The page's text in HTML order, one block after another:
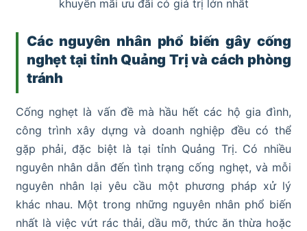
khuyến mãi ưu đãi có giá trị lớn nhất
Các nguyên nhân phổ biến gây cống
nghẹt tại tỉnh Quảng Trị và cách phòng
tránh
Cống nghẹt là vấn đề mà hầu hết các hộ gia đình,
công trình xây dựng và doanh nghiệp đều có thể
gặp phải, đặc biệt là tại tỉnh Quảng Trị. Có nhiều
nguyên nhân dẫn đến tình trạng cống nghẹt, và mỗi
nguyên nhân lại yêu cầu một phương pháp xử lý
khác nhau. Một trong những nguyên nhân phổ biến
nhất là việc vứt rác thải, dầu mỡ, thức ăn thừa hoặc